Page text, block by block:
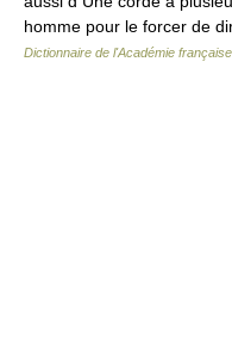
homme pour le forcer de
Dictionnaire de l'Académie française